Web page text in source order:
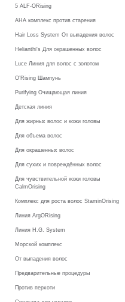
5 ALF-ORising
AHA комплекс против старения
Hair Loss System От выпадения волос
Helianthi's Для окрашенных волос
Luce Линия для волос с золотом
O’Rising Шампунь
Purifying Очищающая линия
Детская линия
Для жирных волос и кожи головы
Для объема волос
Для окрашенных волос
Для сухих и повреждённых волос
Для чувствительной кожи головы
CalmOrising
Комплекс для роста волос StaminOrising
Линия ArgORising
Линия H.G. System
Морской комплекс
От выпадения волос
Предварительные процедуры
Против перхоти